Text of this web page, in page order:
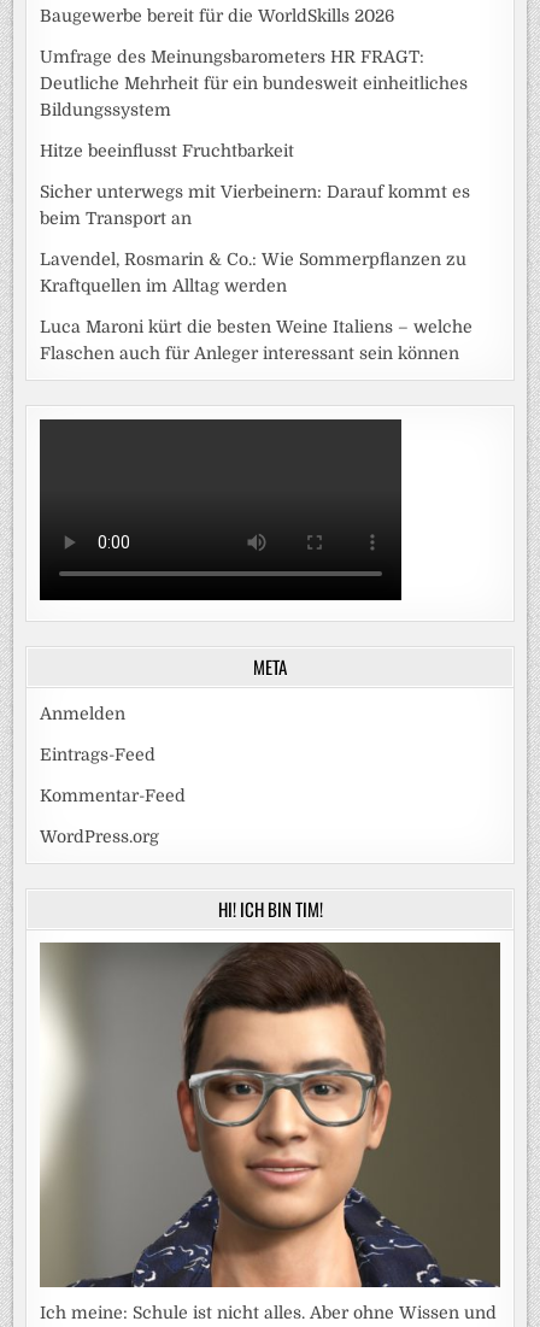
Baugewerbe bereit für die WorldSkills 2026
Umfrage des Meinungsbarometers HR FRAGT:
Deutliche Mehrheit für ein bundesweit einheitliches
Bildungssystem
Hitze beeinflusst Fruchtbarkeit
Sicher unterwegs mit Vierbeinern: Darauf kommt es
beim Transport an
Lavendel, Rosmarin & Co.: Wie Sommerpflanzen zu
Kraftquellen im Alltag werden
Luca Maroni kürt die besten Weine Italiens – welche
Flaschen auch für Anleger interessant sein können
META
Anmelden
Eintrags-Feed
Kommentar-Feed
WordPress.org
HI! ICH BIN TIM!
Ich meine: Schule ist nicht alles. Aber ohne Wissen und